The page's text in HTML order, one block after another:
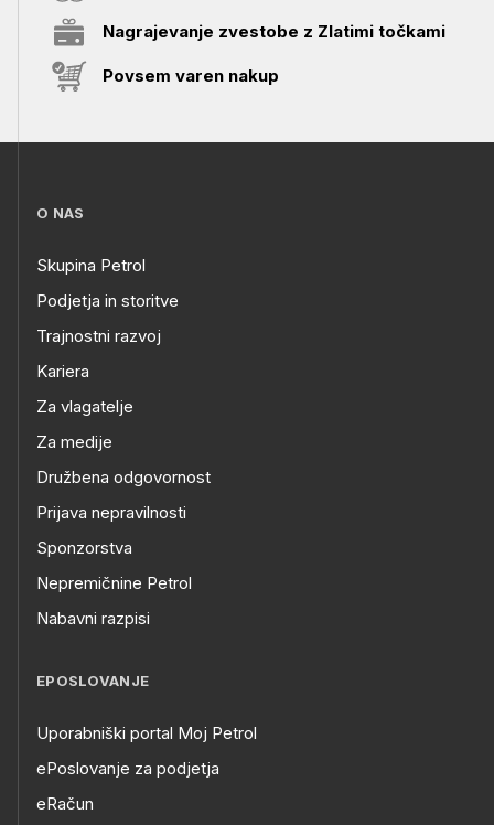
Nagrajevanje zvestobe z Zlatimi točkami
Povsem varen nakup
O NAS
Skupina Petrol
Podjetja in storitve
Trajnostni razvoj
Kariera
Za vlagatelje
Za medije
Družbena odgovornost
Prijava nepravilnosti
Sponzorstva
Nepremičnine Petrol
Nabavni razpisi
EPOSLOVANJE
Uporabniški portal Moj Petrol
ePoslovanje za podjetja
eRačun